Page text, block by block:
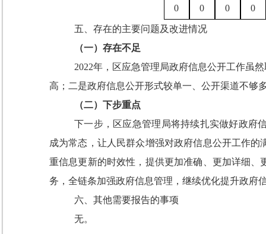
0 0 0 0
五、存在的主要问题及改进情况
（一）存在不足
2022年，区应急管理局政府信息公开工作虽
高；二是政府信息公开形式较单一、公开渠道不够
（二）下步重点
下一步，区应急管理局将持续扎实做好政府
成为常态，让人民群众增强对政府信息公开工作的
重信息更新的时效性， 提供更加准确、更加详细、
务，全链条加强政府信息管理，继续优化提升政府
六、其他需要报告的事项
无。